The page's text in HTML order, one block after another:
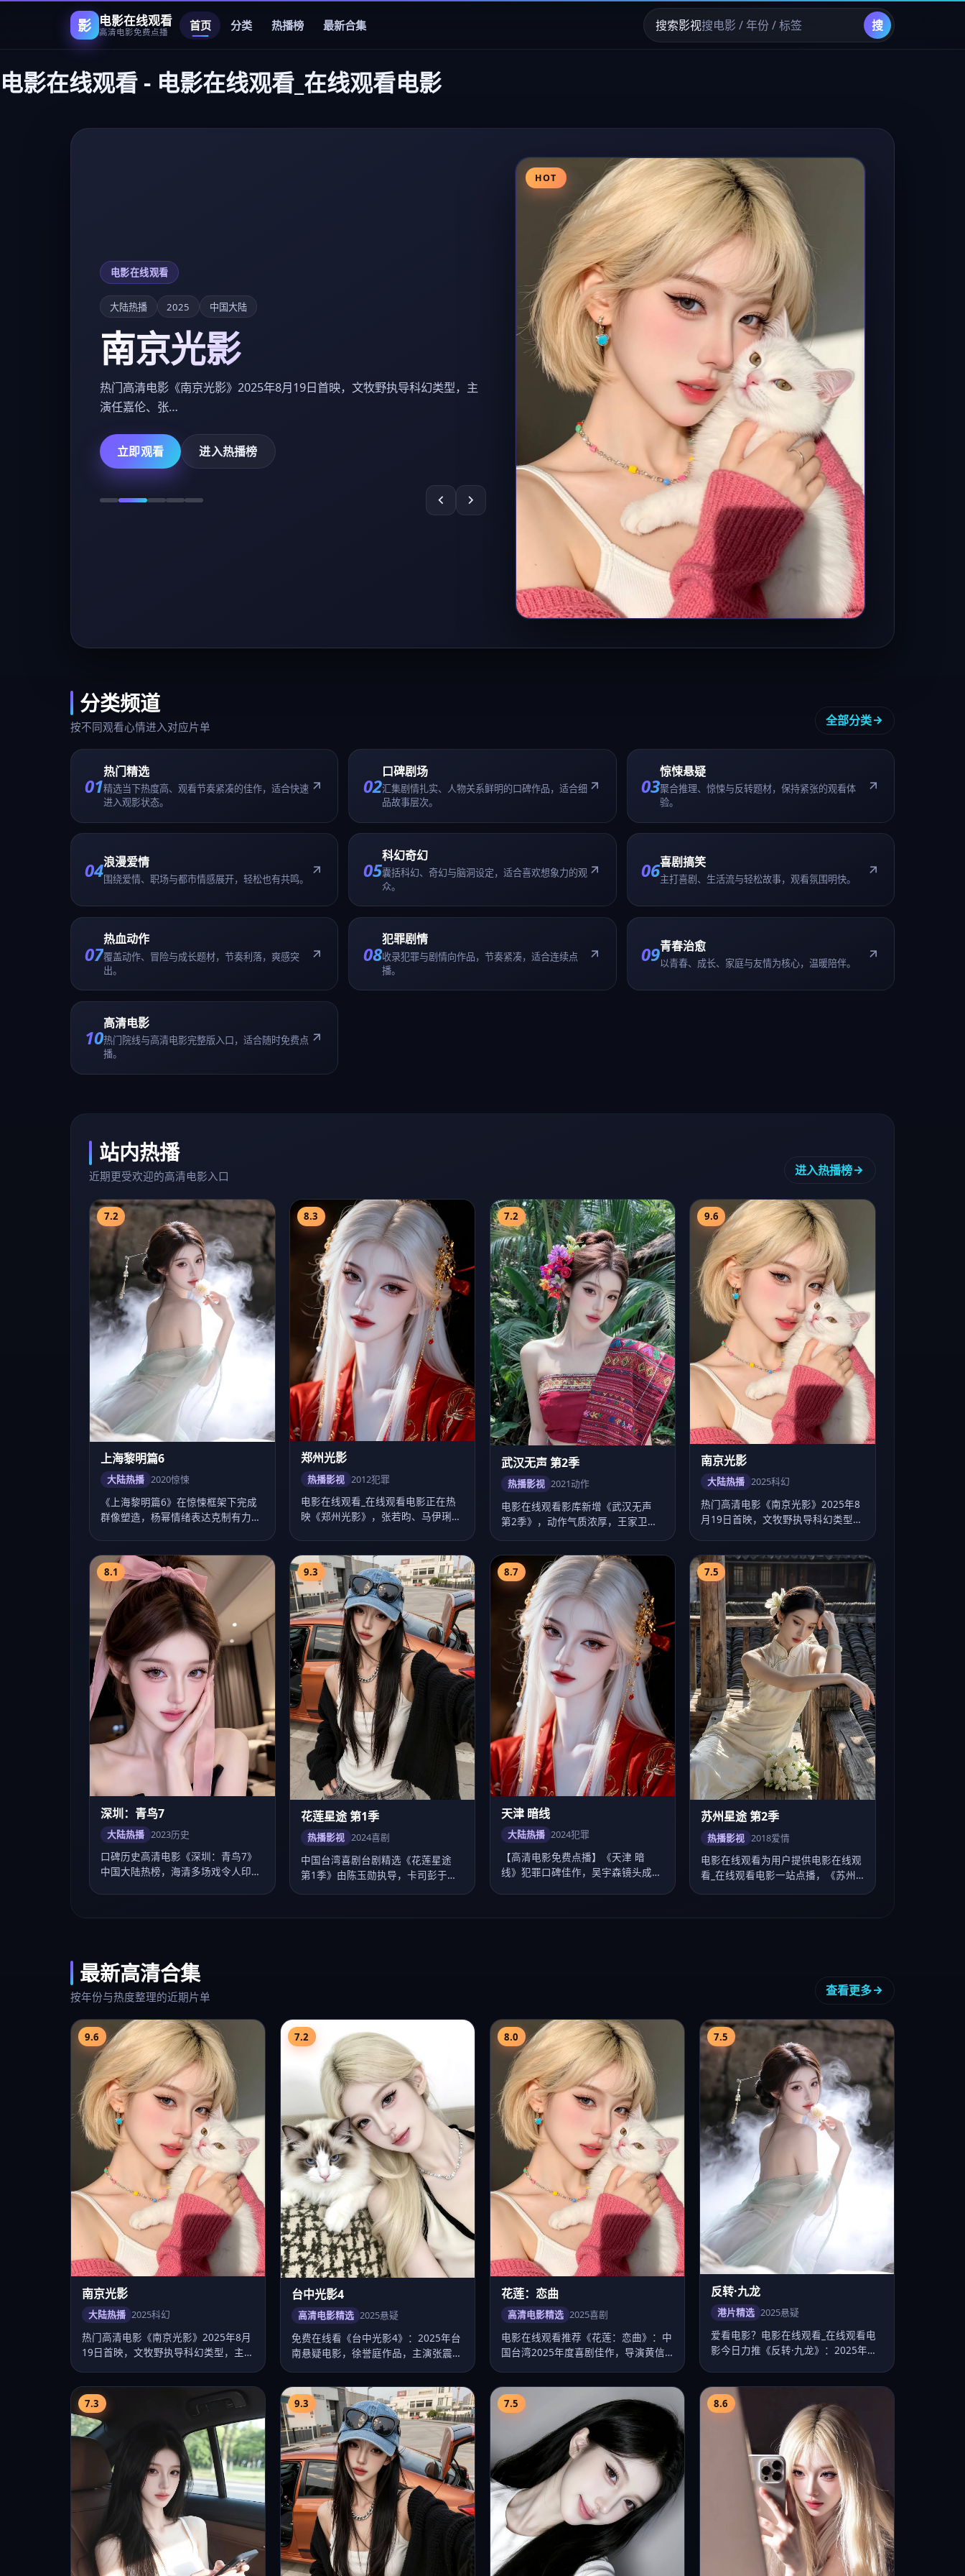
影 电影在线观看
高清电影免费点播 首页 分类 热播榜 最新合集 搜索影视 搜
电影在线观看 - 电影在线观看_在线观看电影
口碑历史高清电影《深圳：青鸟7》中国大陆热榜，海清多场戏令人印象深
刻，饶晓志调度精准…
立即观看 进入热播榜
分类频道
全部分类
汇集剧情扎实、人物关系鲜明的口碑作品，适合细
03
惊悚悬疑
聚合推理、惊悚与反转题材，保持紧张的观看体
验。
科幻奇幻
07
热血动作
覆盖动作、冒险与成长题材，节奏利落，爽感突
出。
08收录犯罪与剧情向作品，节奏紧凑，适合连续点
播。
09
10热门院线与高清电影完整版入口，适合随时免费点
站内热播
近期更受欢迎的高清电影入口 进入热播榜
上海黎明篇6
大陆热播 2020惊悚
《上海黎明篇6》在惊悚框架下完成
群像塑造，杨幂情绪表达克制有力，
2020年9月1…
郑州光影
热播影视 2012 犯罪
电影在线观看_在线观看电影正在热
映《郑州光影》，张若昀、马伊琍、
王凯主演，徐克作…
武汉无声 第2季
热播影视 2021动作
电影在线观看影库新增《武汉无声
第2季》，动作气质浓厚，王家卫节
奏把控出色，20…
南京光影
大陆热播 2025科幻
热门高清电影《南京光影》2025年8
月19日首映，文牧野执导科幻类型，
主演任嘉伦…
深圳：青鸟7
大陆热播 2023历史
口碑历史高清电影《深圳：青鸟7》
中国大陆热榜，海清多场戏令人印象
深刻，饶晓志调度…
9.3
花莲星途 第1季
热播影视 2024喜剧
中国台湾喜剧台剧精选《花莲星途
第1季》由陈玉勋执导，卡司彭于
晏、舒淇、贾静雯、…
8.7
天津 暗线
大陆热播 2024 犯罪
【高清电影免费点播】《天津 暗
线》犯罪口碑佳作，吴宇森镜头成
熟，李现、谭松韵演技…
7.5
苏州星途 第2季
热播影视 2018爱情
电影在线观看为用户提供电影在线观
看_在线观看电影一站点播，《苏州
星途 第2季》爱…
最新高清合集
按年份与热度整理的近期片单 查看更多
南京光影
大陆热播 科幻
热门高清电影《南京光影》2025年8月
19日首映，文牧野执导科幻类型，主演
任嘉伦…
7.2
台中光影4
高清电影精选 2025悬疑
免费在线看《台中光影4》：2025年台
南悬疑电影，徐誉庭作品，主演张震、
舒淇、许…
8.0
花莲：恋曲
高清电影精选 2025喜剧
电影在线观看推荐《花莲：恋曲》：中
国台湾2025年度喜剧佳作，导演黄信
尧，桂纶镁…
7.5
反转·九龙
港片精选 2025 悬疑
爱看电影？电影在线观看_在线观看电
影今日力推《反转·九龙》：2025年中
国香港悬…
7.3
大陆热播 2024青春
中国大陆青春高清电影《火线在大连》
由李雪执导，卡司赵丽颖、易烊千玺、
任嘉伦、李沁…
9.3
花莲星途 第1季
热播影视 2024喜剧
中国台湾喜剧台剧精选《花莲星途 第1
季》由陈玉勋执导，卡司彭于晏、舒
淇、贾静雯、…
7.5
郑州迷局录
大陆热播 2024青春
精品高清电影《郑州迷局录》——中国
大陆频道热推。导演路阳，主演张若
昀、毛晓彤等，…
宜兰重逢传
高清电影精选 2024都市
电影在线观看热推高清电影《宜兰重逢
传》，都市剧情紧凑口碑上扬，卡司张
震、桂纶镁、…